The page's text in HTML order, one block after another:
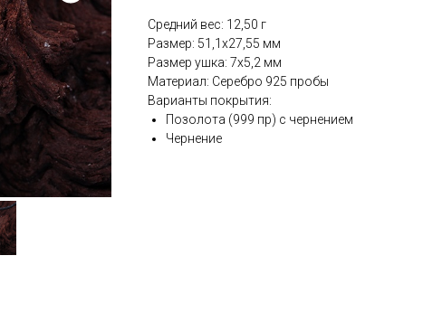
Средний вес: 12,50 г
Размер: 51,1х27,55 мм
Размер ушка: 7х5,2 мм
Материал: Серебро 925 пробы
Варианты покрытия:
Позолота (999 пр) с чернением
Чернение